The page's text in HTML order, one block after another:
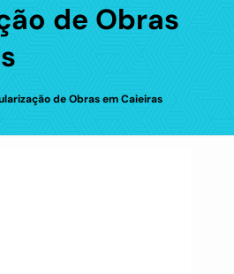
de Obras
de Obras em Caieiras